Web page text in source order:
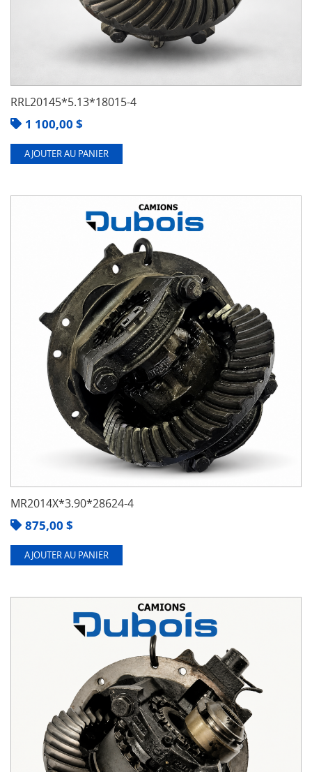
RRL20145*5.13*18015-4
1 100,00 $
AJOUTER AU PANIER
MR2014X*3.90*28624-4
875,00 $
AJOUTER AU PANIER